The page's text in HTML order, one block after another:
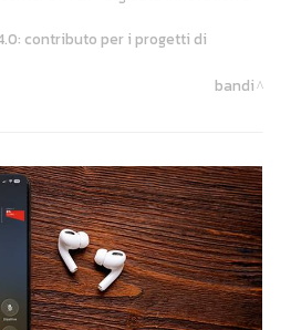
contributo per i progetti di
bandi